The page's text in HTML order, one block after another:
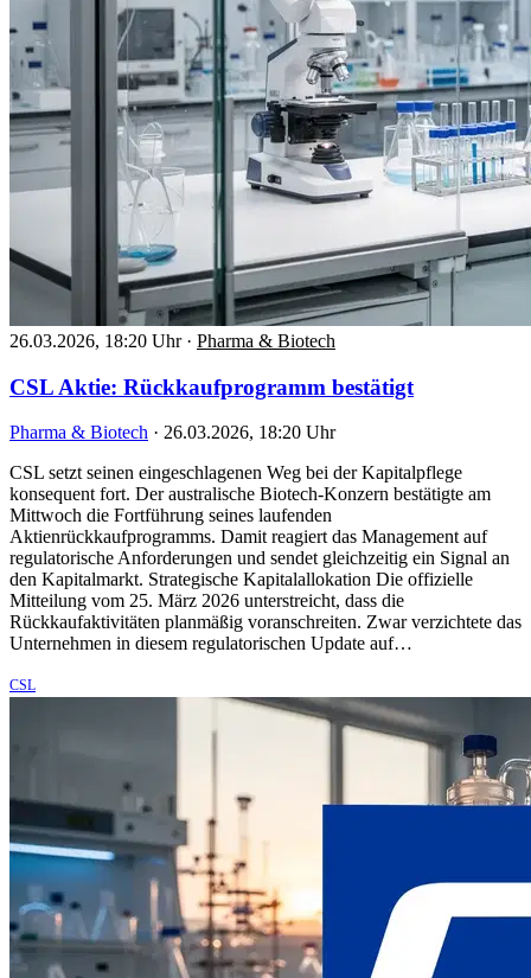
26.03.2026, 18:20 Uhr · Pharma & Biotech
CSL Aktie: Rückkaufprogramm bestätigt
Pharma & Biotech · 26.03.2026, 18:20 Uhr
CSL setzt seinen eingeschlagenen Weg bei der Kapitalpflege
konsequent fort. Der australische Biotech-Konzern bestätigte am
Mittwoch die Fortführung seines laufenden
Aktienrückkaufprogramms. Damit reagiert das Management auf
regulatorische Anforderungen und sendet gleichzeitig ein Signal an
den Kapitalmarkt. Strategische Kapitalallokation Die offizielle
Mitteilung vom 25. März 2026 unterstreicht, dass die
Rückkaufaktivitäten planmäßig voranschreiten. Zwar verzichtete das
Unternehmen in diesem regulatorischen Update auf…
CSL